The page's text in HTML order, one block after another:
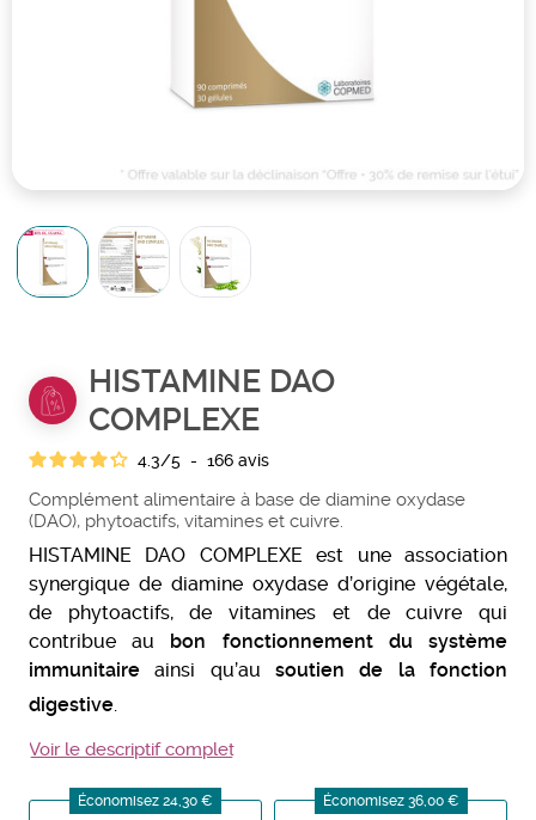
HISTAMINE DAO
COMPLEXE
4.3/5 - 166 avis
Complément alimentaire à base de diamine oxydase
(DAO), phytoactifs, vitamines et cuivre.
HISTAMINE DAO COMPLEXE est une association
synergique de diamine oxydase d’origine végétale,
de phytoactifs, de vitamines et de cuivre qui
contribue au bon fonctionnement du système
immunitaire ainsi qu’au soutien de la fonction
digestive.
Voir le descriptif complet
Économisez 24,30 € Économisez 36,00 €